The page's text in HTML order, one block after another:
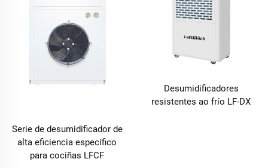
Serie de desumidificador de
alta eficiencia específico
para cociñas LFCF
Desumidificadores
resistentes ao frío LF-DX